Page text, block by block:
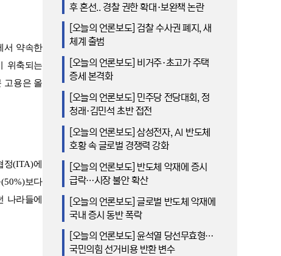
서 약속한
위축되는
고용은 올
정(ITA)에
(50%)보다
나라들에
후 혼선.. 경찰 권한 확대·보완책 논란
[오늘의 언론보도] 검찰 수사권 폐지, 새
체계 출범
[오늘의 언론보도] 비거주·초고가 주택
증세 본격화
[오늘의 언론보도] 민주당 전당대회, 정
청래·김민석 초반 접전
[오늘의 언론보도] 삼성전자, AI 반도체
호황 속 글로벌 경쟁력 강화
[오늘의 언론보도] 반도체 악재에 증시
급락…시장 불안 확산
[오늘의 언론보도] 글로벌 반도체 악재에
국내 증시 동반 폭락
[오늘의 언론보도] 윤석열 당선무효형…
국민의힘 선거비용 반환 변수